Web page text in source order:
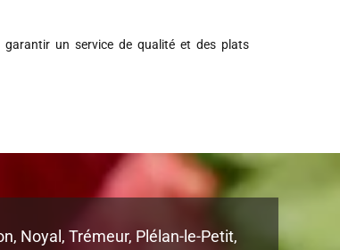
un service de qualité et des plats
Noyal, Trémeur, Plélan-le-Petit,